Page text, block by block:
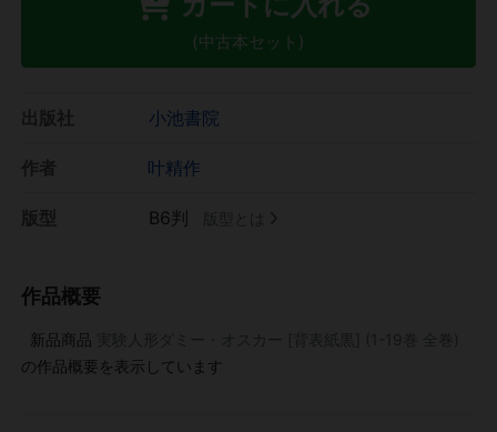
(中古本セット)
小池書院
叶精作
B6判
作品概要
新品商品
の作品概要を表示しています